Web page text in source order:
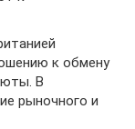
к обмену
В
рыночного и